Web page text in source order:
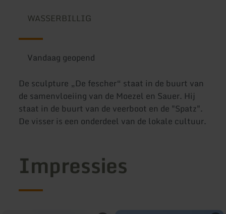
WASSERBILLIG
Vandaag geopend
De sculpture „De fescher“ staat in de buurt van
de samenvloeiing van de Moezel en Sauer. Hij
staat in de buurt van de veerboot en de "Spatz".
De visser is een onderdeel van de lokale cultuur.
Impressies